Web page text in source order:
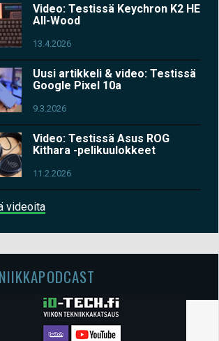
Video: Testissä Keychron K2 HE
All-Wood
13.4.2026
Uusi artikkeli & video: Testissä
Google Pixel 10a
9.3.2026
Video: Testissä Asus ROG
Kithara -pelikuulokkeet
11.2.2026
videoita